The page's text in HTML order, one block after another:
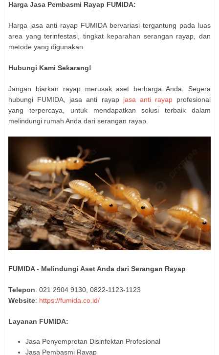
Harga Jasa Pembasmi Rayap FUMIDA:
Harga jasa anti rayap FUMIDA bervariasi tergantung pada luas
area yang terinfestasi, tingkat keparahan serangan rayap, dan
metode yang digunakan.
Hubungi Kami Sekarang!
Jangan biarkan rayap merusak aset berharga Anda. Segera
hubungi FUMIDA, jasa anti rayap jasa anti rayapprofesional
yang terpercaya, untuk mendapatkan solusi terbaik dalam
melindungi rumah Anda dari serangan rayap.
FUMIDA - Melindungi Aset Anda dari Serangan Rayap
Telepon: 021 2904 9130, 0822-1123-1123
Website: https://fumida.co.id/
Layanan FUMIDA:
Jasa Penyemprotan Disinfektan Profesional
Jasa Pembasmi Rayap